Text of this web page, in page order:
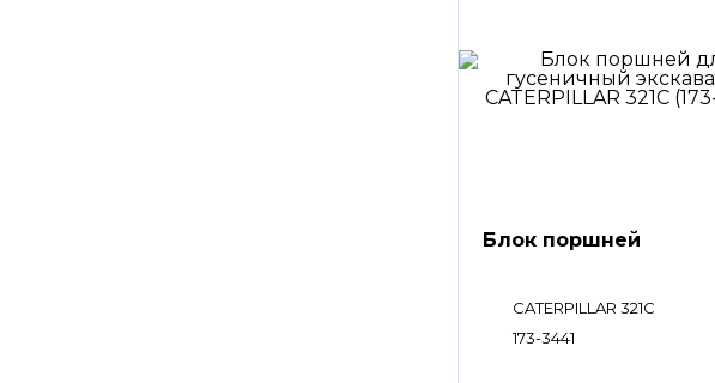
Блок поршней
CATERPILLAR 321C
173-3441